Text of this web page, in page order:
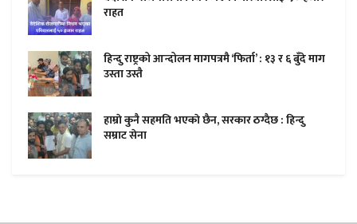
राहत
हिन्दु राष्ट्रको आन्दोलन मागपत्रमै ‘फिर्ता’ : १३ र ६ बुँदे माग
उस्ता उस्तै
हाम्राे कुनै सहमति भएकाे छैन, सरकार ठग्दैछ : हिन्दु
सम्राट सेना